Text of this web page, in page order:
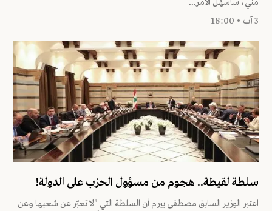
مني، سأُسهّل الأمر...
3 آب • 18:00
سلطة لقيطة.. هجوم من مسؤول الحزب على الدولة!
اعتبر الوزير السابق مصطفى بيرم أن السلطة التي "لا تعبّر عن شعبها وعن